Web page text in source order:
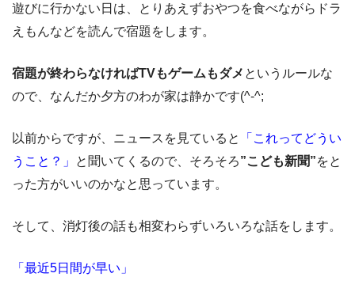
遊びに行かない日は、とりあえずおやつを食べながらドラ
えもんなどを読んで宿題をします。
宿題が終わらなければTVもゲームもダメ というルールな
ので、なんだか夕方のわが家は静かです(^-^;
以前からですが、ニュースを見ていると
「これってどうい
うこと？」
と聞いてくるので、そろそろ”こども新聞”をと
った方がいいのかなと思っています。
そして、消灯後の話も相変わらずいろいろな話をします。
「最近5日間が早い」